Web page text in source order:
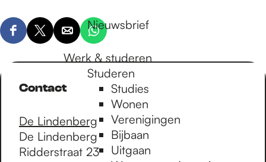
Nieuwsbrief
Werk & studeren
Studeren
Studies
Wonen
Verenigingen
Bijbaan
Uitgaan
D
e
D
e
l
e
z
e
D
e
e
l
z
e
D
e
e
d
z
e
Contact
De Lindenberg
De Lindenberg
Ridderstraat 23